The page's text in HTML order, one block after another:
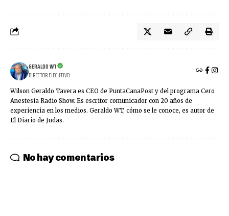
GERALDO WT
DIRECTOR EJECUTIVO
Wilson Geraldo Tavera es CEO de PuntaCanaPost y del programa Cero
Anestesia Radio Show. Es escritor comunicador con 20 años de
experiencia en los medios. Geraldo WT, cómo se le conoce, es autor de
El Diario de Judas.
No hay comentarios